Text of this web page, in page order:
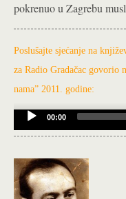
pokrenuo u Zagrebu
Poslušajte sjećanje na
za Radio Gradačac
nama” 2011. godine:
Audio
Player
00:00